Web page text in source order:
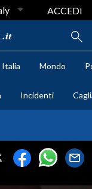
ACCEDI
Italia Mondo
Incidenti